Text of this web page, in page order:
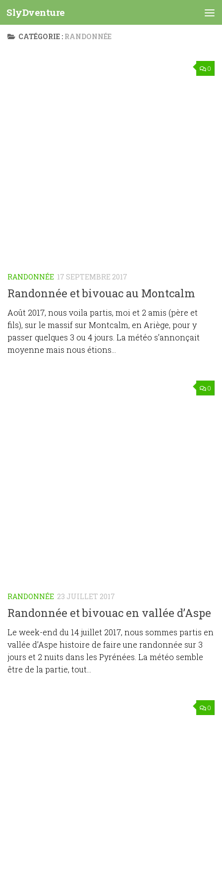
Skip to content
SlyDventure
CATÉGORIE : RANDONNÉE
0
RANDONNÉE 17 SEPTEMBRE 2017
Randonnée et bivouac au Montcalm
Août 2017, nous voila partis, moi et 2 amis (père et
fils), sur le massif sur Montcalm, en Ariège, pour y
passer quelques 3 ou 4 jours. La météo s’annonçait
moyenne mais nous étions...
0
RANDONNÉE 23 JUILLET 2017
Randonnée et bivouac en vallée d’Aspe
Le week-end du 14 juillet 2017, nous sommes partis en
vallée d’Aspe histoire de faire une randonnée sur 3
jours et 2 nuits dans les Pyrénées. La météo semble
être de la partie, tout...
0